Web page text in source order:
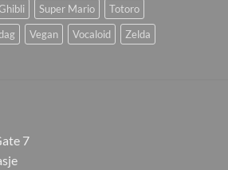
Super Mario
Totoro
Vegan Vocaloid Zelda
7